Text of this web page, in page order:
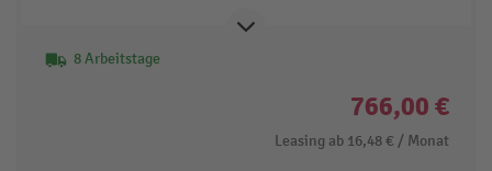
8 Arbeitstage
766,00 €
Leasing ab 16,48 € / Monat